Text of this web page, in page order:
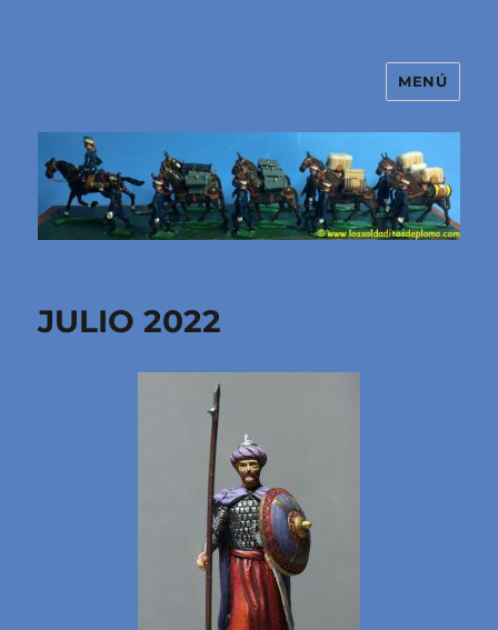
El mundo de los soldaditos de
plomo
MENÚ
JULIO 2022